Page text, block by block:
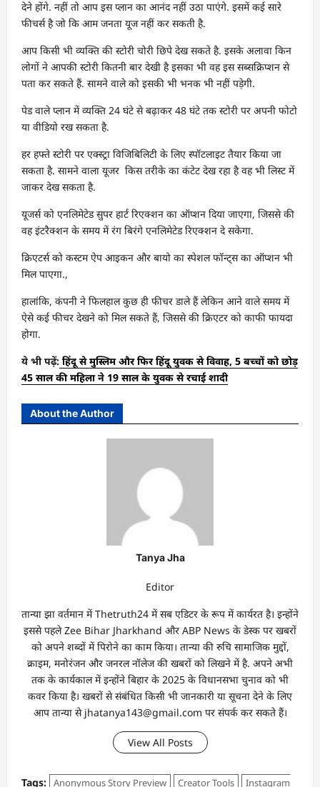
देने होंगे. नहीं तो आप इस प्लान का आनंद नहीं उठा पाएंगे. इसमें कई सारे
फीचर्स है जो कि आम जनता यूज नहीं कर सकती है.
आप किसी भी व्यक्ति की स्टोरी चोरी छिपे देख सकते है. इसके अलावा किन
लोगों ने आपकी स्टोरी कितनी बार देखी है इसका भी वह इस सब्सक्रिप्शन से
पता कर सकते हैं. सामने वाले को इसकी भी भनक भी नहीं पड़ेगी.
पेड वाले प्लान में व्यक्ति 24 घंटे से बढ़ाकर 48 घंटे तक स्टोरी पर अपनी फोटो
या वीडियो रख सकता है.
हर हफ्ते स्टोरी पर एक्स्ट्रा विजिबिलिटी के लिए स्पॉटलाइट तैयार किया जा
सकता है. सामने वाला यूजर किस तरीके का कंटेट देख रहा है वह भी लिस्ट में
जाकर देख सकता है.
यूजर्स को एनलिमेटेड सुपर हार्ट रिएक्शन का ऑप्शन दिया जाएगा, जिससे की
वह इंटरैक्शन के समय में रंग बिरंगे एनलिमेटेड रिएक्शन दे सकेगा.
क्रिएटर्स को कस्टम ऐप आइकन और बायो का स्पेशल फॉन्ट्स का ऑप्शन भी
मिल पाएगा.,
हालांकि, कंपनी ने फिलहाल कुछ ही फीचर डाले हैं लेकिन आने वाले समय में
ऐसे कई फीचर देखने को मिल सकते हैं, जिससे की क्रिएटर को काफी फायदा
होगा.
ये भी पढ़ें: हिंदू से मुस्लिम और फिर हिंदू युवक से विवाह, 5 बच्चों को छोड़
45 साल की महिला ने 19 साल के युवक से रचाई शादी
About the Author
Tanya Jha
Editor
तान्‍या झा वर्तमान में Thetruth24 में सब एडिटर के रूप में कार्यरत है। इन्होंने
इससे पहले Zee Bihar Jharkhand और ABP News के डेस्क पर खबरों
को अपने शब्दों में पिरोने का काम किया। तान्‍या की रुचि सामाजिक मुद्दों,
क्राइम, मनोरंजन और जनरल नॉलेज की खबरों को लिखने में है. अपने अभी
तक के कार्यकाल में इन्होंने बिहार के 2025 के विधानसभा चुनाव को भी
कवर किया है। खबरों से संबंधित किसी भी जानकारी या सूचना देने के लिए
आप तान्‍या से jhatanya143@gmail.com पर संपर्क कर सकते हैं।
View All Posts
Tags: Anonymous Story Preview Creator Tools Instagram